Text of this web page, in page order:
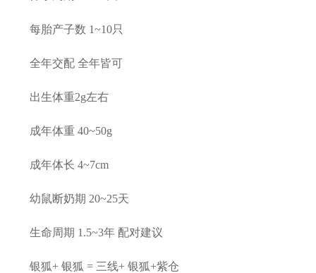
每胎产子数 1~10只
全年交配 全年皆可
出生体重2g左右
成年体重 40~50g
成年体长 4~7cm
幼鼠断奶期 20~25天
生命周期 1.5~3年 配对建议
银狐+ 银狐 = 三线+ 银狐+紫仓